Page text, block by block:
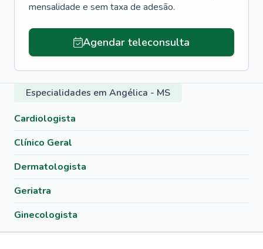
mensalidade e sem taxa de adesão.
Agendar teleconsulta
Especialidades em Angélica - MS
Cardiologista
Clínico Geral
Dermatologista
Geriatra
Ginecologista